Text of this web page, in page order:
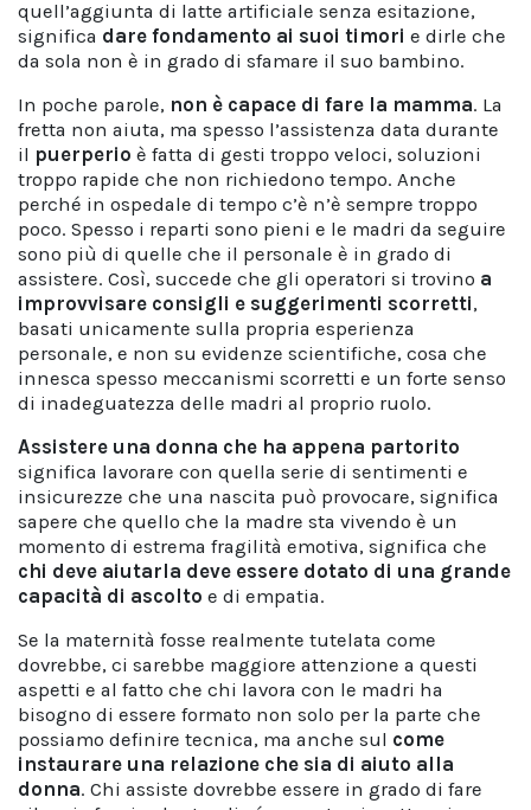
quell’aggiunta di latte artificiale senza esitazione,
significa dare fondamento ai suoi timori e dirle che
da sola non è in grado di sfamare il suo bambino.
In poche parole, non è capace di fare la mamma. La
fretta non aiuta, ma spesso l’assistenza data durante
il puerperio è fatta di gesti troppo veloci, soluzioni
troppo rapide che non richiedono tempo. Anche
perché in ospedale di tempo c’è n’è sempre troppo
poco. Spesso i reparti sono pieni e le madri da seguire
sono più di quelle che il personale è in grado di
assistere. Così, succede che gli operatori si trovino a
improvvisare consigli e suggerimenti scorretti,
basati unicamente sulla propria esperienza
personale, e non su evidenze scientifiche, cosa che
innesca spesso meccanismi scorretti e un forte senso
di inadeguatezza delle madri al proprio ruolo.
Assistere una donna che ha appena partorito
significa lavorare con quella serie di sentimenti e
insicurezze che una nascita può provocare, significa
sapere che quello che la madre sta vivendo è un
momento di estrema fragilità emotiva, significa che
chi deve aiutarla deve essere dotato di una grande
capacità di ascolto e di empatia.
Se la maternità fosse realmente tutelata come
dovrebbe, ci sarebbe maggiore attenzione a questi
aspetti e al fatto che chi lavora con le madri ha
bisogno di essere formato non solo per la parte che
possiamo definire tecnica, ma anche sul come
instaurare una relazione che sia di aiuto alla
donna. Chi assiste dovrebbe essere in grado di fare